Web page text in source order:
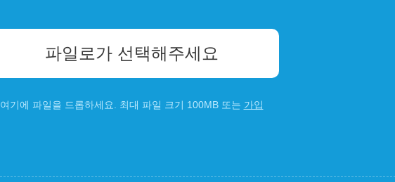
파일로가 선택해주세요
여기에 파일을 드롭하세요. 최대 파일 크기 100MB 또는 가입